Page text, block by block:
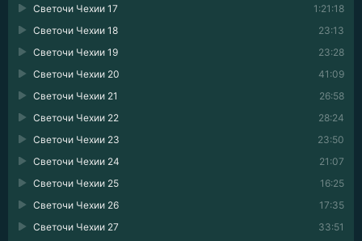
1:21:18
Светочи Чехии 17
23:13
Светочи Чехии 18
23:28
Светочи Чехии 19
41:09
Светочи Чехии 20
26:58
Светочи Чехии 21
28:24
Светочи Чехии 22
23:50
Светочи Чехии 23
21:07
Светочи Чехии 24
16:25
Светочи Чехии 25
17:35
Светочи Чехии 26
33:51
Светочи Чехии 27